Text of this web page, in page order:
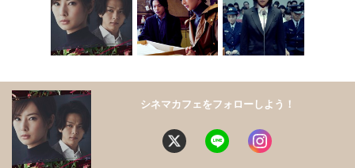
シネマカフェをフォローしよう！